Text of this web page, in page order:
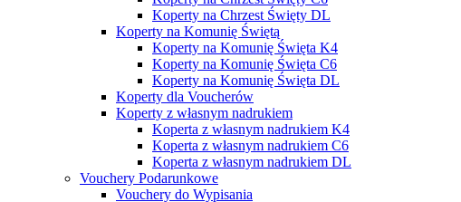
Koperty na Chrzest Święty DL
Koperty na Komunię Świętą
Koperty na Komunię Święta K4
Koperty na Komunię Święta C6
Koperty na Komunię Święta DL
Koperty dla Voucherów
Koperty z własnym nadrukiem
Koperta z własnym nadrukiem K4
Koperta z własnym nadrukiem C6
Koperta z własnym nadrukiem DL
Vouchery Podarunkowe
Vouchery do Wypisania